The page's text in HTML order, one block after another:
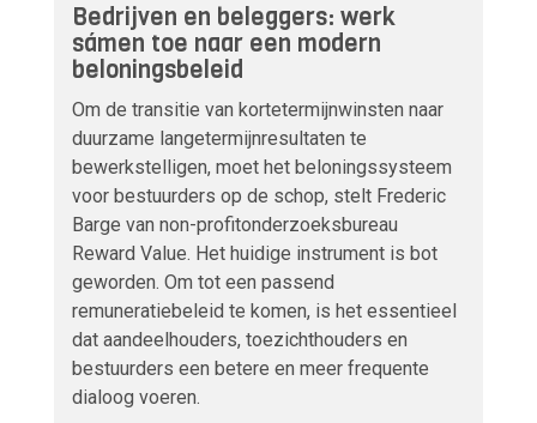
Bedrijven en beleggers: werk
sámen toe naar een modern
beloningsbeleid
Om de transitie van kortetermijnwinsten naar
duurzame langetermijnresultaten te
bewerkstelligen, moet het beloningssysteem
voor bestuurders op de schop, stelt Frederic
Barge van non-profitonderzoeksbureau
Reward Value. Het huidige instrument is bot
geworden. Om tot een passend
remuneratiebeleid te komen, is het essentieel
dat aandeelhouders, toezichthouders en
bestuurders een betere en meer frequente
dialoog voeren.